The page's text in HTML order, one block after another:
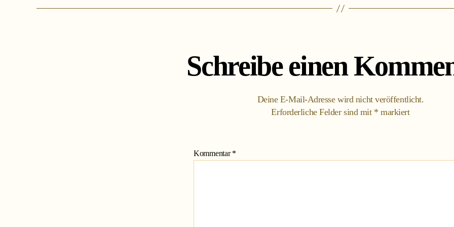
Schreibe einen
Deine E-Mail-Adresse wird nicht veröffentlicht.
Erforderliche Felder sind mit * markiert
Kommentar*